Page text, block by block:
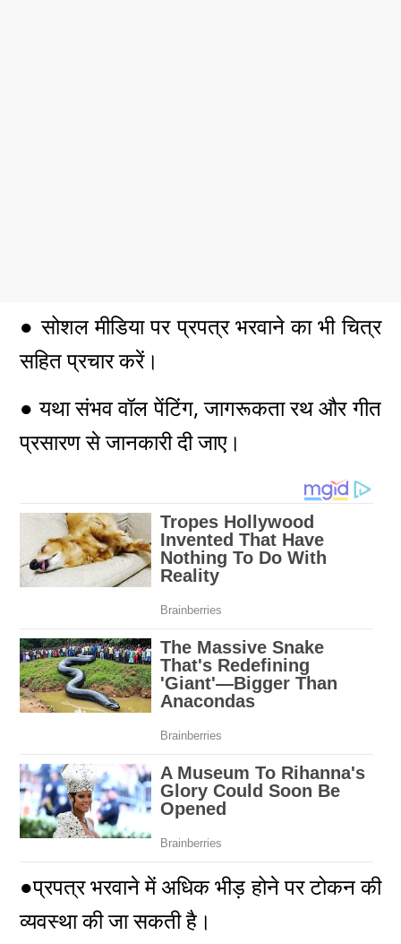
● सोशल मीडिया पर प्रपत्र भरवाने का भी चित्र
सहित प्रचार करें।
● यथा संभव वॉल पेंटिंग, जागरूकता रथ और गीत
प्रसारण से जानकारी दी जाए।
●प्रपत्र भरवाने में अधिक भीड़ होने पर टोकन की
व्यवस्था की जा सकती है।